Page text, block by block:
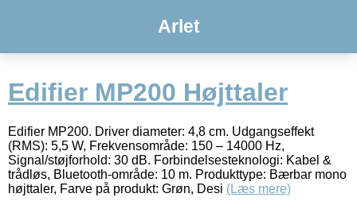
Arlet
Edifier MP200 Højttaler
Edifier MP200. Driver diameter: 4,8 cm. Udgangseffekt
(RMS): 5,5 W, Frekvensområde: 150 – 14000 Hz,
Signal/støjforhold: 30 dB. Forbindelsesteknologi: Kabel &
trådløs, Bluetooth-område: 10 m. Produkttype: Bærbar mono
højttaler, Farve på produkt: Grøn, Desi (Læs mere)